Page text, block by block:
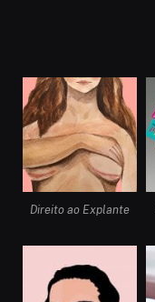
Direito ao Explante